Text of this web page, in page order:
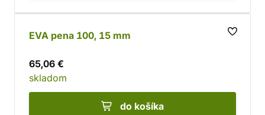
EVA pena 100, 15 mm
65,06 €
skladom
do košíka